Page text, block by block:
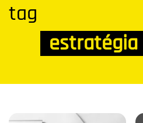
tag
estratégia